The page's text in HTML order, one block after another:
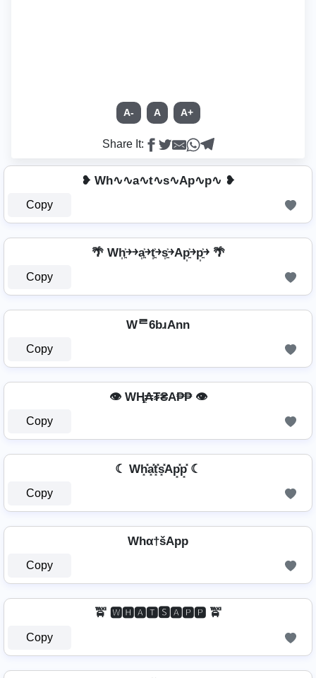
A- A A+
Share It:
❥ Wh∿∿a∿t∿s∿Ap∿p∿ ❥
Copy
🌴 Wh͎͍͐￫￫a͎͍͐￫t͎͍͐￫s͎͍͐￫Ap͎͍͐￫p͎͍͐￫ 🌴
Copy
Wᄅ6bɹAnn
Copy
👁️ WⱧ̼₳₮₴A₱₱ 👁️
Copy
☾ Wh͓̽a͓̽t͓̽s͓̽Ap͓̽p͓̽ ☾
Copy
Whα†šApp
Copy
🚖 🆆🅷🅰🆃🆂🅰🅿🅿 🚖
Copy